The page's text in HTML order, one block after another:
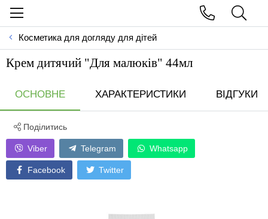
Косметика для догляду для дітей
Крем дитячий "Для малюків" 44мл
ОСНОВНЕ ХАРАКТЕРИСТИКИ ВІДГУКИ
Поділитись
Viber Telegram Whatsapp
Facebook Twitter